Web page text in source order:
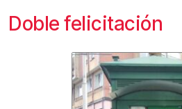
Doble felicitación